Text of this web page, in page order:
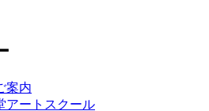
案内
アートスクール